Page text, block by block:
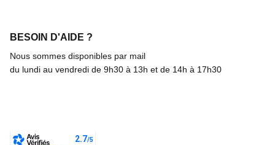
BESOIN D'AIDE ?
Nous sommes disponibles par mail
du lundi au vendredi de 9h30 à 13h et de 14h à 17h30